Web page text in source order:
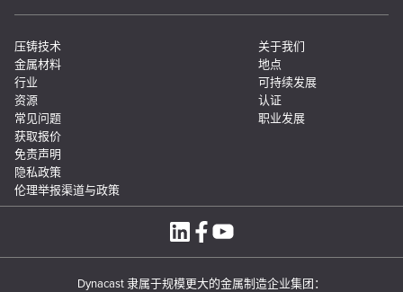
压铸技术
金属材料
行业
资源
常见问题
关于我们
地点
可持续发展
认证
职业发展
获取报价
免责声明
隐私政策
伦理举报渠道与政策
Dynacast 隶属于规模更大的金属制造企业集团：